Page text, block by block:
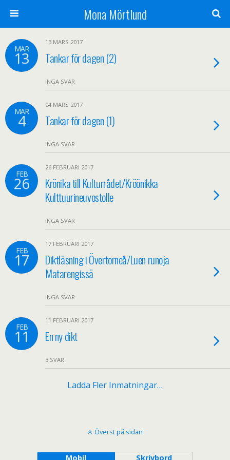
Mona Mörtlund
MAR
13
13 MARS 2017
Tankar för dagen (2)
INGA SVAR
MAR
4
04 MARS 2017
Tankar för dagen (1)
INGA SVAR
FEB
26
26 FEBRUARI 2017
Krönika till Kulturrådet/Kröönikka
Kulttuurineuvostolle
INGA SVAR
FEB
17
17 FEBRUARI 2017
Diktläsning i Övertorneå/Luen runoja
Matarengissä
INGA SVAR
FEB
11
11 FEBRUARI 2017
En ny dikt
3 SVAR
Ladda Fler Inmatningar…
Överst på sidan
Mobil Skrivbord